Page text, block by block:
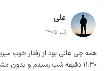
علی
تیر 1405
همه چی عالی بود از رفتار خوب
11:30 دقیقه شب رسیدم و بدون مشکل ویلارو تحویل گرفتم